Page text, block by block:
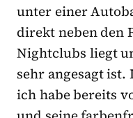
unter einer
direkt neben den
Nightclubs liegt
sehr angesagt
ich habe bereits